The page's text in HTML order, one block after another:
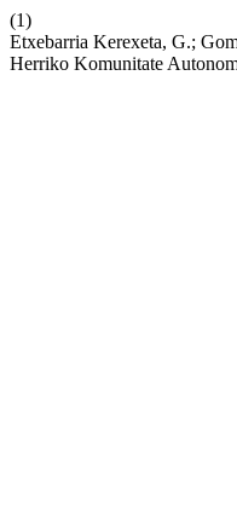
(1)
Etxebarria Kerexeta, G.;
Herriko Komunitate